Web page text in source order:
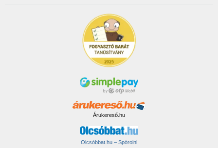
Árukereső.hu
Olcsóbbat.hu – Spórolni